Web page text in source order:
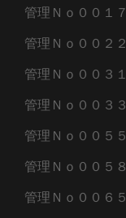
管理Ｎｏ００１７
管理Ｎｏ００２２
管理Ｎｏ００３１
管理Ｎｏ００３３
管理Ｎｏ００５５
管理Ｎｏ００５８
管理Ｎｏ００６５